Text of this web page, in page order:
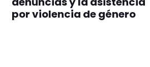
por violencia de género